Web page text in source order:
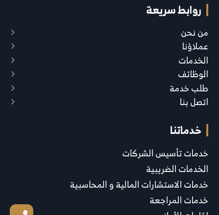
روابط سريعة
من نحن
عملاؤنا
الخدمات
الوظائف
طلب خدمة
اتصل بنا
خدماتنا
خدمات تأسيس الشركات
الخدمات الضريبية
خدمات الاستشارات المالية و المحاسبية
خدمات المراجعة